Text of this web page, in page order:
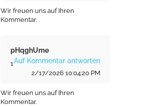
Wir freuen uns auf Ihren
Kommentar.
pHqghUme
Auf Kommentar antworten
1
2/17/2026 10:04:20 PM
Wir freuen uns auf Ihren
Kommentar.